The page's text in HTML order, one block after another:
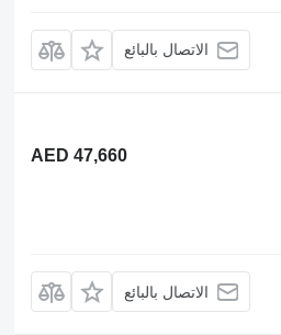
الاتصال بالبائع
AED 47,660
الاتصال بالبائع